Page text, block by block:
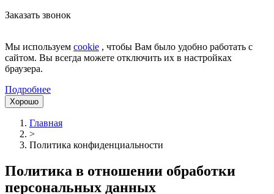
Заказать звонок
Мы используем cookie , чтобы Вам было удобно работать с
сайтом. Вы всегда можете отключить их в настройках
браузера.
Подробнее
Хорошо
Главная
>
Политика конфиденциальности
Политика в отношении обработки
персональных данных